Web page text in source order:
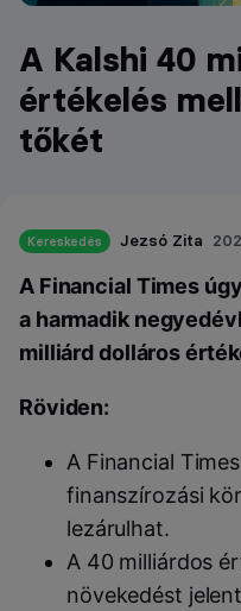
A Kalshi 40
értékelés
tőkét
Kereskedés Jezsó Zita
A Financial Times
a harmadik
milliárd dolláros
Röviden:
A Financial
finanszírozási
lezárulhat.
A 40 milliárdos
növekedést